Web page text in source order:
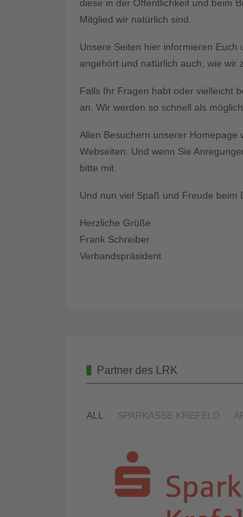
diese in der Öffentlichkeit und beim
Mitglied wir natürlich sind.
Unsere Seiten hier informieren
angehört und natürlich auch, wie wir
Falls Ihr Fragen habt oder vielleicht
an. Wir werden so schnell als
Allen Besuchern unserer Homepage
Webseiten. Und wenn Sie
bitte mit.
Und nun viel Spaß und Freude beim
Herzliche Grüße
Frank Schreiber
Verbandspräsident
Partner des LRK
ALL SPARKASSE KREFELD